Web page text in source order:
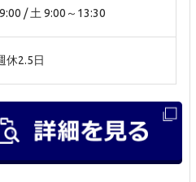
/ 土 9:00～13:30
休2.5日